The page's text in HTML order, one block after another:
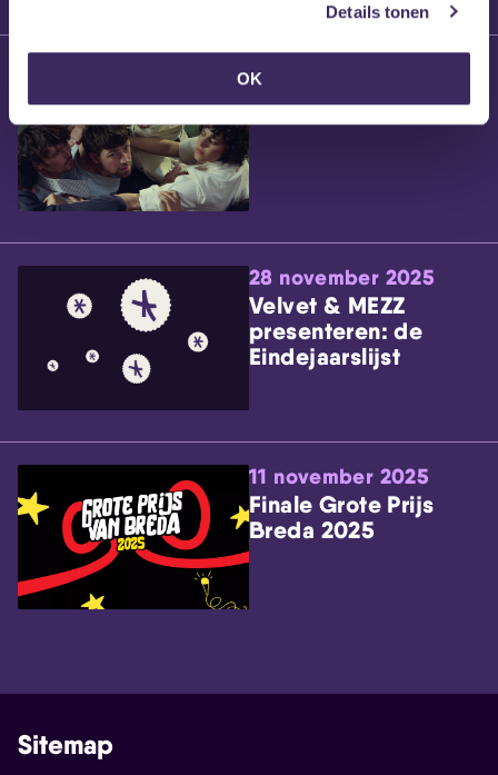
Details tonen
OK24 maart 2026
Willem’s Blog: Ão
28 november 2025
Velvet & MEZZ
presenteren: de
Eindejaarslijst
11 november 2025
Finale Grote Prijs
Breda 2025
Sitemap